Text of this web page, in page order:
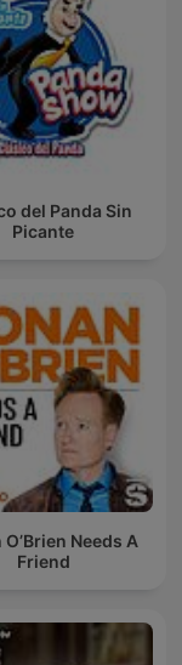
del Panda Sin
Picante
O’Brien Needs A
Friend